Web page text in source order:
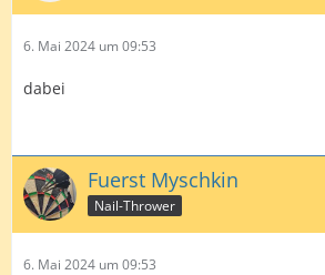
6. Mai 2024 um 09:53
dabei
Fuerst Myschkin
Nail-Thrower
6. Mai 2024 um 09:53